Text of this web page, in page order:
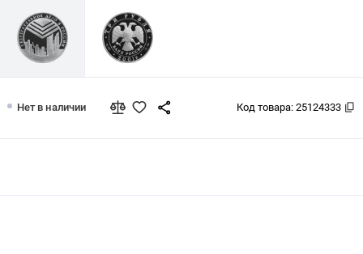
Нет в наличии Код товара: 25124333